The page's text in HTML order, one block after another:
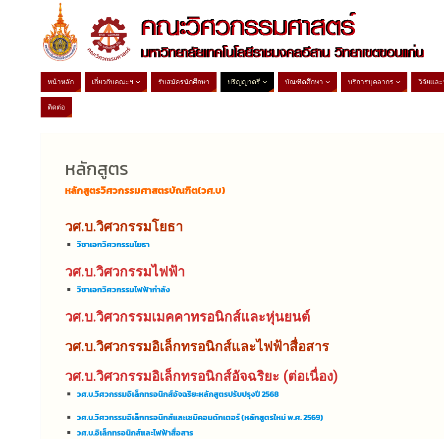
หน้าหลัก เกี่ยวกับคณะฯ รับสมัครนักศึกษา ปริญญาตรี บัณฑิตศึกษา บริการบุคลากร วิจัยแล
ติดต่อ
หลักสูตร
หลักสูตรวิศวกรรมศาสตรบัณฑิต(วศ.บ)
วศ.บ.วิศวกรรมโยธา
วิชาเอกวิศวกรรมโยธา
วศ.บ.วิศวกรรมไฟฟ้า
วิชาเอกวิศวกรรมไฟฟ้ากำลัง
วศ.บ.วิศวกรรมเมคคาทรอนิกส์และหุ่นยนต์
วศ.บ.วิศวกรรมอิเล็กทรอนิกส์และไฟฟ้าสื่อสาร
วศ.บ.วิศวกรรมอิเล็กทรอนิกส์อัจฉริยะ (ต่อเนื่อง)
วศ.บ.วิศวกรรมอิเล็กทรอนิกส์อัจฉริยะหลักสูตรปรับปรุงปี 2568
วศ.บ.วิศวกรรมอิเล็กทรอนิกส์และเซมิคอนดักเตอร์ (หลักสูตรใหม่ พ.ศ. 2569)
วศ.บ.อิเล็กทรอนิกส์และไฟฟ้าสื่อสาร